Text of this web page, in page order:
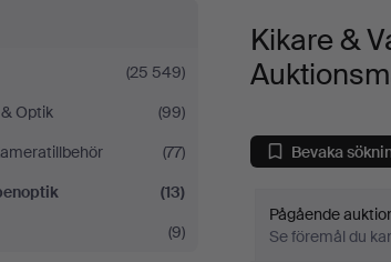
(25 549)
Optik
(99)
(77)
(13)
(9)
Kikare &
Bevaka
Pågående
Se föremål du